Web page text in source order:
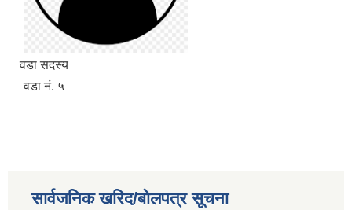
वडा सदस्य
वडा नं. ५
सार्वजनिक खरिद/बोलपत्र सूचना